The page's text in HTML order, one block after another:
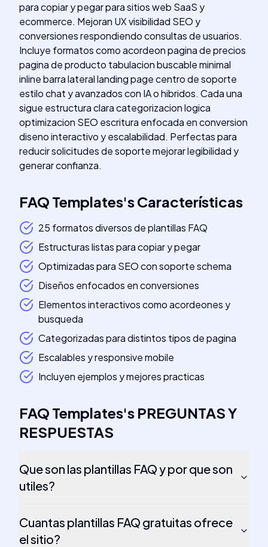
para copiar y pegar para sitios web SaaS y
ecommerce. Mejoran UX visibilidad SEO y
conversiones respondiendo consultas de usuarios.
Incluye formatos como acordeon pagina de precios
pagina de producto tabulacion buscable minimal
inline barra lateral landing page centro de soporte
estilo chat y avanzados con IA o hibridos. Cada una
sigue estructura clara categorizacion logica
optimizacion SEO escritura enfocada en conversion
diseno interactivo y escalabilidad. Perfectas para
reducir solicitudes de soporte mejorar legibilidad y
generar confianza.
FAQ Templates'sCaracterísticas
25 formatos diversos de plantillas FAQ
Estructuras listas para copiar y pegar
Optimizadas para SEO con soporte schema
Diseños enfocados en conversiones
Elementos interactivos como acordeones y
busqueda
Categorizadas para distintos tipos de pagina
Escalables y responsive mobile
Incluyen ejemplos y mejores practicas
FAQ Templates's PREGUNTAS Y
RESPUESTAS
Que son las plantillas FAQ y por que son
utiles?
Cuantas plantillas FAQ gratuitas ofrece
el sitio?